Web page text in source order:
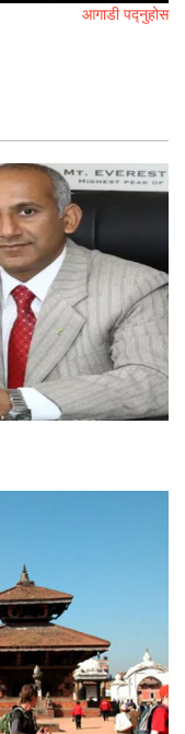
आगाडी पद्नुहोस